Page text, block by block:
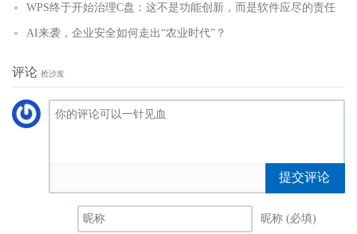
WPS终于开始治理C盘：这不是功能创新，而是软件应尽的责任
AI来袭，企业安全如何走出“农业时代”？
评论 抢沙发
提交评论
昵称 (必填)